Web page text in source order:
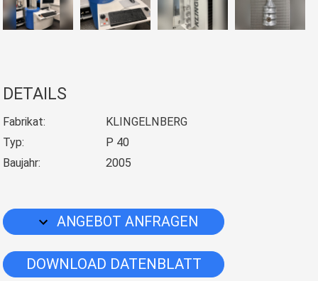
DETAILS
Fabrikat:
KLINGELNBERG
Typ:
P 40
Baujahr:
2005
ANGEBOT ANFRAGEN
DOWNLOAD DATENBLATT